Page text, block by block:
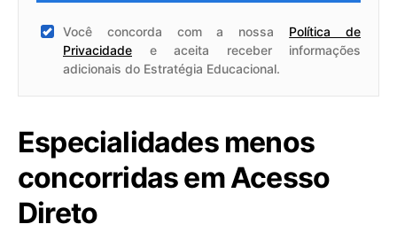
Você concorda com a nossa Política de
Privacidade e aceita receber informações
adicionais do Estratégia Educacional.
Especialidades menos
concorridas em Acesso
Direto